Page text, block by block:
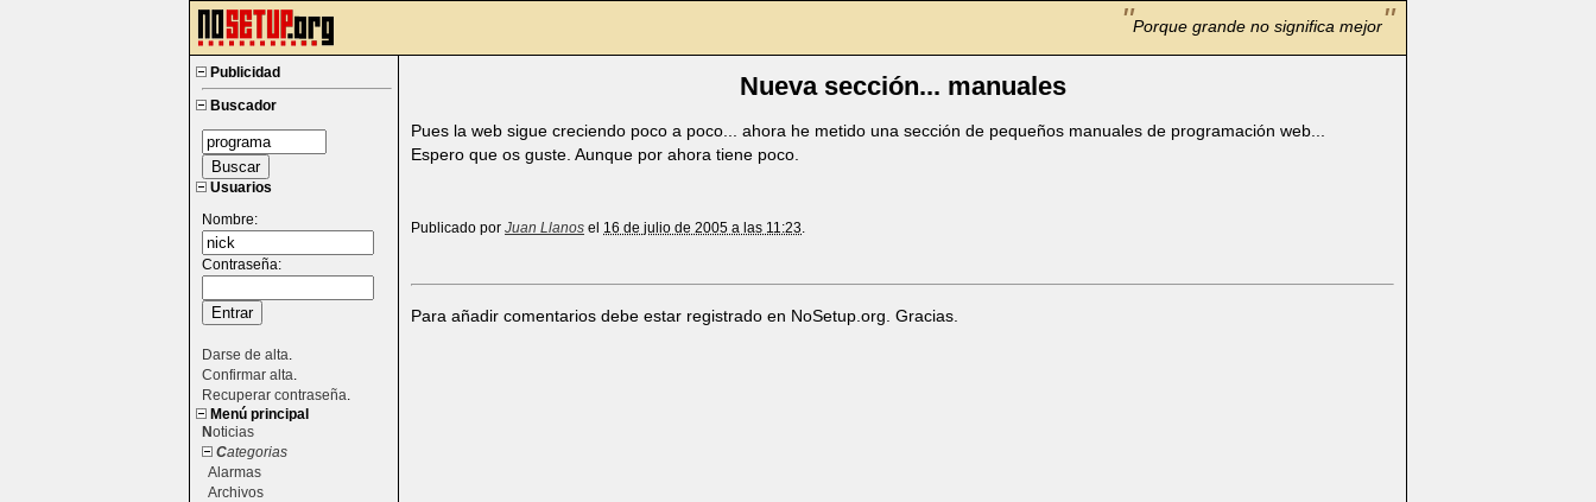
Porque grande no significa mejor
Publicidad
Buscador
Usuarios
Nombre:
Contraseña:
Darse de alta
Confirmar alta
Recuperar contraseña
Menú principal
Noticias
Categorias
Alarmas
Archivos
Nueva sección... manuales
Pues la web sigue creciendo poco a poco... ahora he metido una sección de pequeños manuales de programación web...
Espero que os guste. Aunque por ahora tiene poco.
Publicado por Juan Llanos el 16 de julio de 2005 a las 11:23
Para añadir comentarios debe estar registrado en NoSetup.org. Gracias.